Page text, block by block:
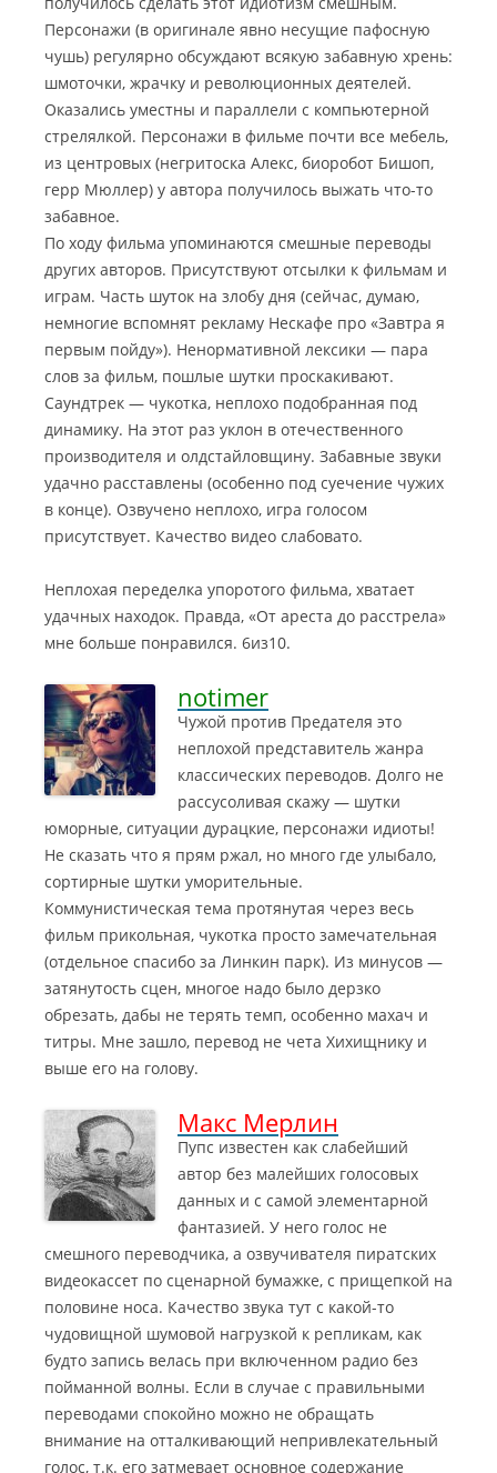
Персонажи (в оригинале явно несущие пафосную
чушь) регулярно обсуждают всякую забавную хрень:
шмоточки, жрачку и революционных деятелей.
Оказались уместны и параллели с компьютерной
стрелялкой. Персонажи в фильме почти все мебель,
из центровых (негритоска Алекс, биоробот Бишоп,
герр Мюллер) у автора получилось выжать что-то
забавное.
По ходу фильма упоминаются смешные переводы
других авторов. Присутствуют отсылки к фильмам и
играм. Часть шуток на злобу дня (сейчас, думаю,
немногие вспомнят рекламу Нескафе про «Завтра я
первым пойду»). Ненормативной лексики — пара
слов за фильм, пошлые шутки проскакивают.
Саундтрек — чукотка, неплохо подобранная под
динамику. На этот раз уклон в отечественного
производителя и олдстайловщину. Забавные звуки
удачно расставлены (особенно под суечение чужих
в конце). Озвучено неплохо, игра голосом
присутствует. Качество видео слабовато.
Неплохая переделка упоротого фильма, хватает
удачных находок. Правда, «От ареста до расстрела»
мне больше понравился. 6из10.
notimer
Чужой против Предателя это
неплохой представитель жанра
классических переводов. Долго не
рассусоливая скажу — шутки
юморные, ситуации дурацкие, персонажи идиоты!
Не сказать что я прям ржал, но много где улыбало,
сортирные шутки уморительные.
Коммунистическая тема протянутая через весь
фильм прикольная, чукотка просто замечательная
(отдельное спасибо за Линкин парк). Из минусов —
затянутость сцен, многое надо было дерзко
обрезать, дабы не терять темп, особенно махач и
титры. Мне зашло, перевод не чета Хихищнику и
выше его на голову.
Макс Мерлин
Пупс известен как слабейший
автор без малейших голосовых
данных и с самой элементарной
фантазией. У него голос не
смешного переводчика, а озвучивателя пиратских
видеокассет по сценарной бумажке, с прищепкой на
половине носа. Качество звука тут с какой-то
чудовищной шумовой нагрузкой к репликам, как
будто запись велась при включенном радио без
пойманной волны. Если в случае с правильными
переводами спокойно можно не обращать
внимание на отталкивающий непривлекательный
голос, т.к. его затмевает основное содержание